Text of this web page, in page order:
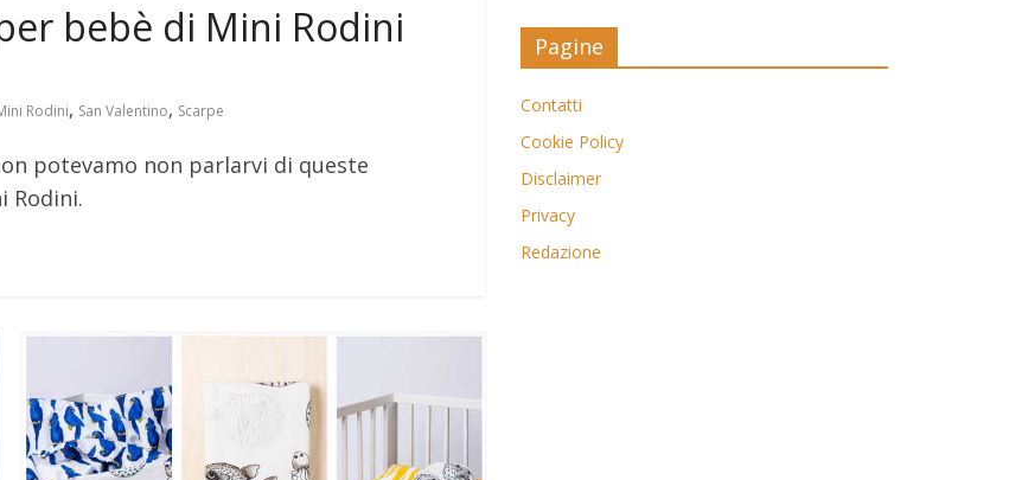
bebè di Mini Rodini
Rodini, San Valentino, Scarpe
potevamo non parlarvi di queste
Rodini.
Pagine
Contatti
Cookie Policy
Disclaimer
Privacy
Redazione